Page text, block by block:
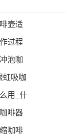
壶适
过程
泡咖
虹吸咖
用_什
啡器
咖啡